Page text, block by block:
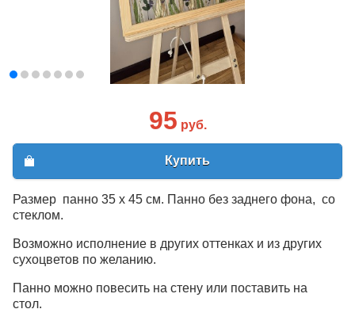
95 руб.
Купить
Размер панно 35 х 45 см. Панно без заднего фона, со
стеклом.
Возможно исполнение в других оттенках и из других
сухоцветов по желанию.
Панно можно повесить на стену или поставить на
стол.